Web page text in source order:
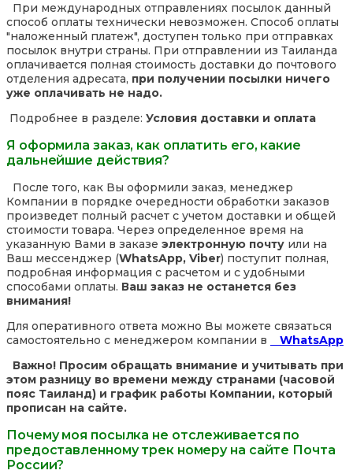
При международных отправлениях посылок данный
способ оплаты технически невозможен. Способ оплаты
"наложенный платеж", доступен только при отправках
посылок внутри страны. При отправлении из Таиланда
оплачивается полная стоимость доставки до почтового
отделения адресата, при получении посылки ничего
уже оплачивать не надо.
Подробнее в разделе: Условия доставки и оплата
Я оформила заказ, как оплатить его, какие
дальнейшие действия?
После того, как Вы оформили заказ, менеджер
Компании в порядке очередности обработки заказов
произведет полный расчет с учетом доставки и общей
стоимости товара. Через определенное время на
указанную Вами в заказе электронную почту или на
Ваш мессенджер (WhatsApp, Viber) поступит полная,
подробная информация с расчетом и с удобными
способами оплаты. Ваш заказ не останется без
внимания!
Для оперативного ответа можно Вы можете связаться
самостоятельно с менеджером компании в
WhatsApp
Важно! Просим обращать внимание и учитывать при
этом разницу во времени между странами (часовой
пояс Таиланд) и график работы Компании, который
прописан на сайте.
Почему моя посылка не отслеживается по
предоставленному трек номеру на сайте Почта
России?